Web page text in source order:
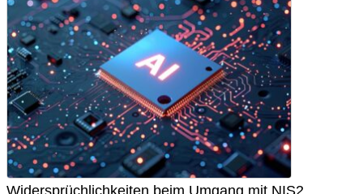
Widersprüchlichkeiten beim Umgang mit NIS2